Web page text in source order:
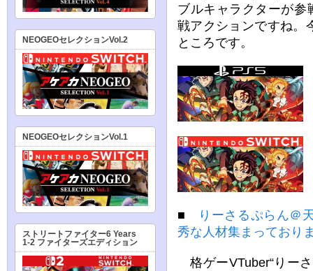
ブルキャラクターが参
戦アクションですね。
ところです。
■
りーさるぷらん＠
秀な人材集まっており
格ゲーVTuber“りー
NEOGEOセレクションVol.2
NEOGEOセレクションVol.1
ストリートファイター6 Years
1-2 ファイターズエディション